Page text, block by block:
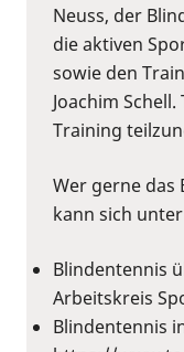
Neuss, der
die aktiven
sowie den
Joachim
Training
Wer gerne
kann sich
Blindentennis
Arbeitskreis
Blindentennis